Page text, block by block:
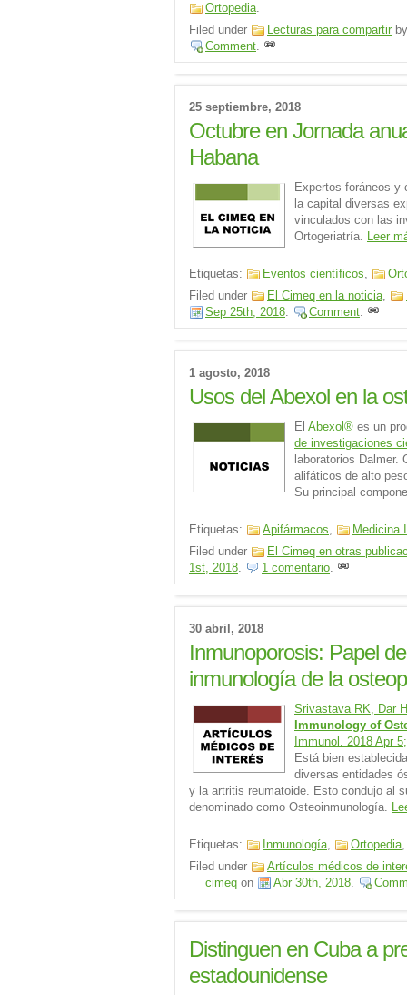
Ortopedia.
Filed under
Lecturas para compartir
Comment.
25 septiembre, 2018
Octubre en Jornada
Habana
Expertos foráneos y
la capital diversas
vinculados con las
Ortogeriatría. Leer
Etiquetas: Eventos científicos,
Filed under
El Cimeq en la noticia,
Sep 25th, 2018. Comment.
1 agosto, 2018
Usos del Abexol en la
El Abexol® es un
de investigaciones
laboratorios Dalmer.
alifáticos de alto
Su principal
Etiquetas: Apifármacos,
Medicina
Filed under
El Cimeq en otras
1st, 2018. 1 comentario.
30 abril, 2018
Inmunoporosis: Papel
inmunología de la
Srivastava RK, Dar
Immunology of
Immunol. 2018 Apr
Está bien
diversas entidades
y la artritis reumatoide. Esto condujo al
denominado como Osteoinmunología.
Etiquetas: Inmunología, Ortopedia
Filed under
Artículos médicos de
cimeq on Abr 30th, 2018.
Distinguen en Cuba a
estadounidense